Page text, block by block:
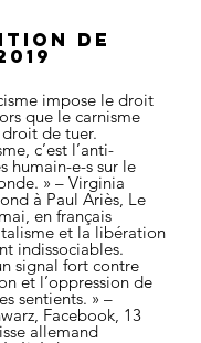
de
impose le droit
que le carnisme
de tuer.
c’est l’anti-
humain-e-s sur le
» – Virginia
à Paul Ariès, Le
en français
et la libération
indissociables.
signal fort contre
et l’oppression de
sentients. » –
Facebook, 13
allemand